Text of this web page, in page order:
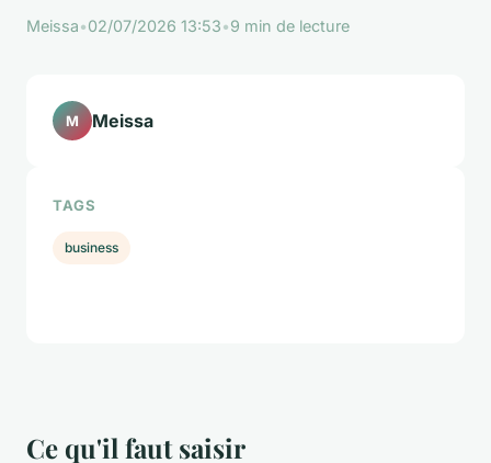
Meissa•02/07/2026 13:53•9 min de lecture
Ce qu'il faut saisir
M Meissa
TAGS
business